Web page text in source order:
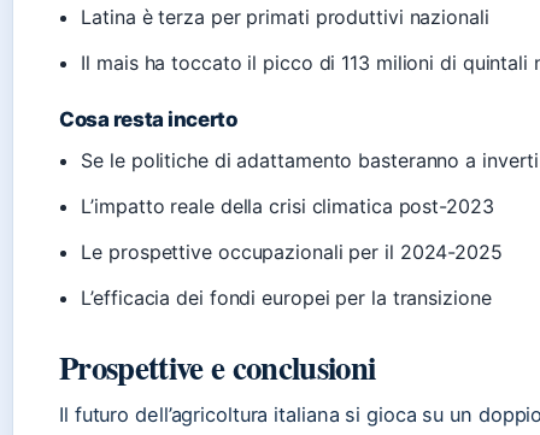
Latina è terza per primati produttivi nazionali
Il mais ha toccato il picco di 113 milioni di quintali
Cosa resta incerto
Se le politiche di adattamento basteranno a
L’impatto reale della crisi climatica post-2023
Le prospettive occupazionali per il 2024-2025
L’efficacia dei fondi europei per la transizione
Prospettive e conclusioni
Il futuro dell’agricoltura italiana si gioca su un